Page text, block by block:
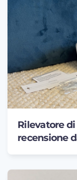
Rilevatore
recensione